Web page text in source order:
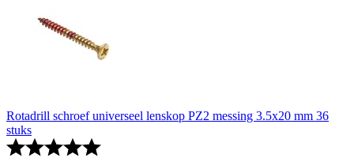
Rotadrill schroef universeel lenskop PZ2 messing 3.5x20 mm 36
stuks